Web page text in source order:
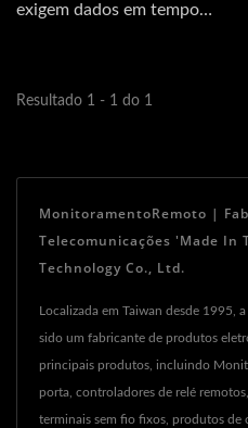
exigem dados em tempo
Resultado 1 - 1 do 1
MonitoramentoRemoto |
Telecomunicações 'Made In
Technology Co., Ltd.
Localizada em Taiwan desde 1995,
sido um fabricante de produtos
principais produtos, incluindo
porta, controladores de relé
terminais sem fio fixos, produtos de